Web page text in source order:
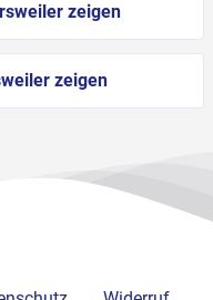
zeigen
zeigen